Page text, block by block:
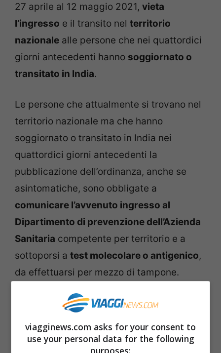
27 aprile al 12 maggio 2021, vieta
l’ingresso e il transito nel territorio
nazionale alle persone che nei quattordici
giorni antecedenti hanno soggiornato o
transitato in India.
Le persone che attualmente si trovano nel
territorio nazionale ma che hanno
soggiornato o transitato in India nei
quattordici giorni antecedenti la
pubblicazione dell’ordinanza, anche se
asintomatiche, sono obbligate a
comunicare l’avvenuto ingresso al
Dipartimento di prevenzione dell’Azienda
Sanitaria competente per territorio e a
sottoporsi a test molecolare o antigenico,
da effettuarsi per mezzo di tampone.
e il traffico aereo dall’India sono
manifestino sintomi da Covid-19, solo a
viagginews.com asks for your consent to
use your personal data for the following
purposes: